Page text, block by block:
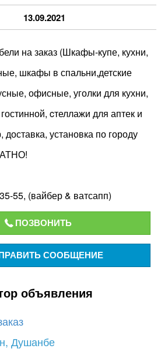
13.09.2021
на заказ (Шкафы-купе, кухни,
шкафы в спальни,детские
офисные, уголки для кухни,
cтеллажи для аптек и
доставка, установка по городу
55, (вайбер & ватсапп)
ПОЗВОНИТЬ
СООБЩЕНИЕ
объявления
Душанбе